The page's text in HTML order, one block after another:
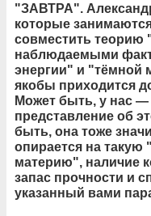
"ЗАВТРА".
которые
совместить
наблюдаемыми
энергии" и "тёмной
якобы приходится
Может быть, у нас —
представление об
быть, она тоже
опирается на
материю", наличие
запас прочности и
указанный вами